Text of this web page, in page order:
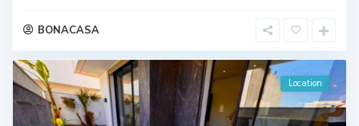
BONACASA
Location